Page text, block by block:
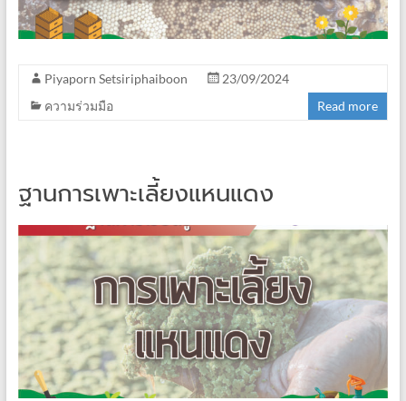
Piyaporn Setsiriphaiboon
23/09/2024
ความร่วมมือ
Read more
ฐานการเพาะเลี้ยงแหนแดง